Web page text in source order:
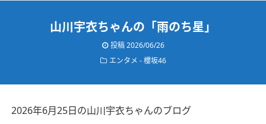
山川宇衣ちゃんの「雨のち星」
投稿2026/06/26
エンタメ - 櫻坂46
2026年6月25日の山川宇衣ちゃんのブログ